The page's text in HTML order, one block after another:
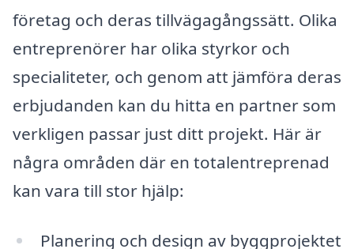
företag och deras tillvägagångssätt. Olika
entreprenörer har olika styrkor och
specialiteter, och genom att jämföra deras
erbjudanden kan du hitta en partner som
verkligen passar just ditt projekt. Här är
några områden där en totalentreprenad
kan vara till stor hjälp:
Planering och design av byggprojektet